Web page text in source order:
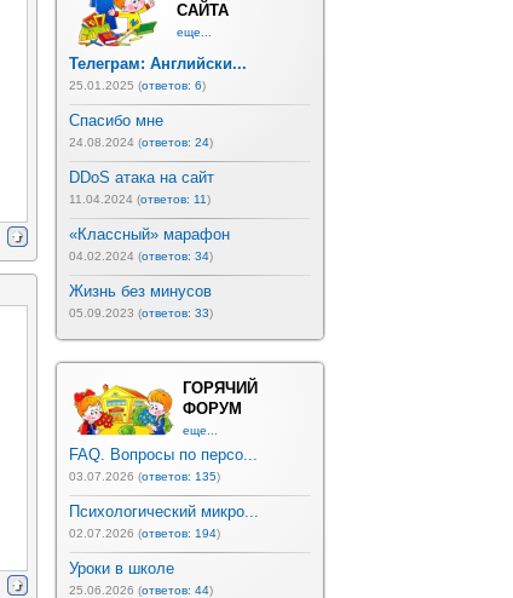
САЙТА
еще...
Телеграм: Английски...
25.01.2025 (ответов: 6)
Спасибо мне
24.08.2024 (ответов: 24)
DDoS атака на сайт
11.04.2024 (ответов: 11)
«Классный» марафон
04.02.2024 (ответов: 34)
Жизнь без минусов
05.09.2023 (ответов: 33)
ГОРЯЧИЙ
ФОРУМ
еще...
FAQ. Вопросы по персо...
03.07.2026 (ответов: 135)
Психологический микро...
02.07.2026 (ответов: 194)
Уроки в школе
25.06.2026 (ответов: 44)